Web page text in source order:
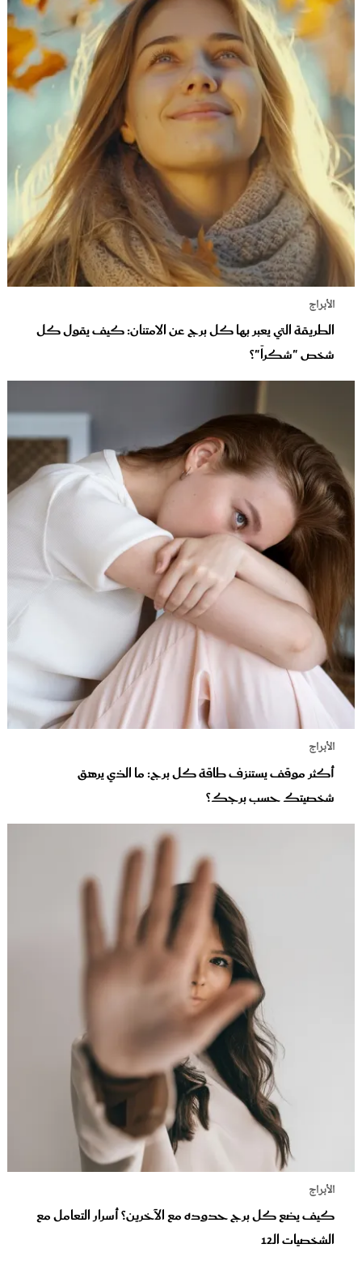
الأبراج
الطريقة التي يعبر بها كل برج عن الامتنان: كيف يقول كل
شخص "شكراً"؟
الأبراج
أكثر موقف يستنزف طاقة كل برج: ما الذي يرهق
شخصيتك حسب برجك؟
الأبراج
كيف يضع كل برج حدوده مع الآخرين؟ أسرار التعامل مع
الشخصيات الـ12